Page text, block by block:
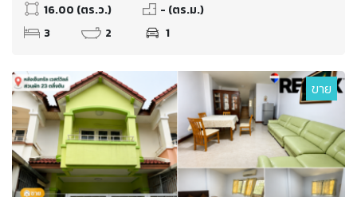
16.00 (ตร.ว.)
- (ตร.ม.)
3
2 1
ขาย